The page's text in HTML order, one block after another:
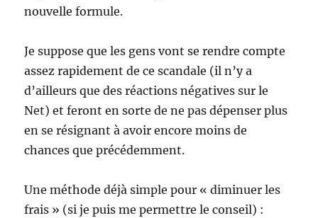
nouvelle formule.
Je suppose que les gens vont se rendre compte
assez rapidement de ce scandale (il n’y a
d’ailleurs que des réactions négatives sur le
Net) et feront en sorte de ne pas dépenser plus
en se résignant à avoir encore moins de
chances que précédemment.
Une méthode déjà simple pour « diminuer les
frais » (si je puis me permettre le conseil) :